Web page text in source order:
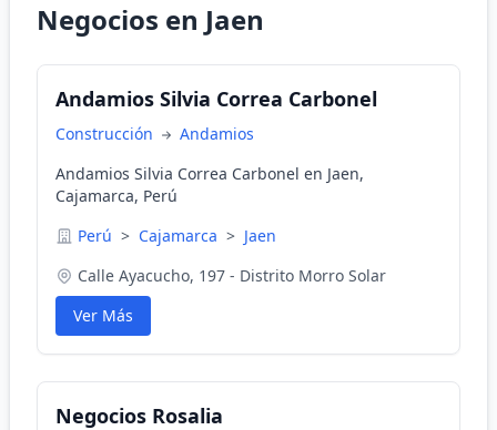
Negocios en Jaen
Andamios Silvia Correa Carbonel
Construcción
Andamios
Andamios Silvia Correa Carbonel en Jaen,
Cajamarca, Perú
Perú > Cajamarca > Jaen
Calle Ayacucho, 197 - Distrito Morro Solar
Ver Más
Negocios Rosalia